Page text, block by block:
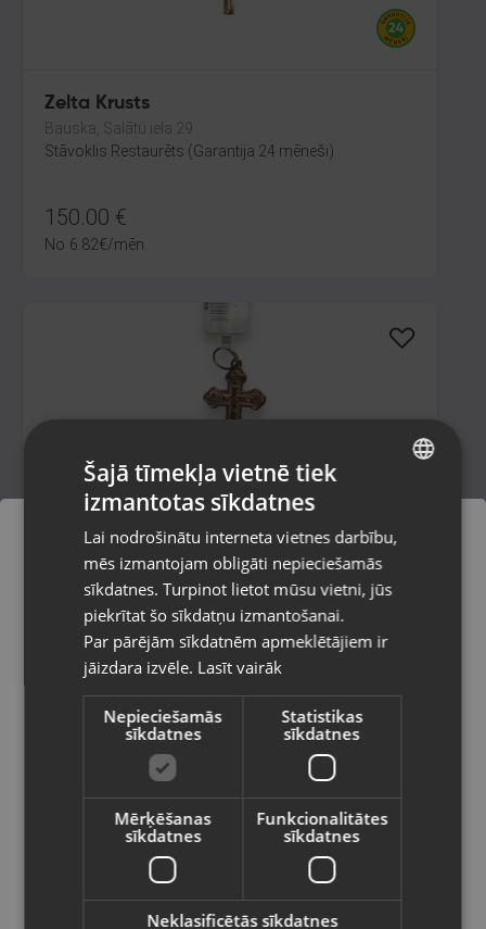
Zelta Krusts
Bauska, Salātu iela 29
Stāvoklis Restaurēts (Garantija 24 mēneši)
150.00 €
No 6.82€/mēn.
Zelta krusts
Daugavpils, Jātnieku iela 78-1B
Stāvoklis Restaurēts (Garantija 24 mēneši)
45.00€
Pasūtījumi tiks piegādāti uz
izvēlēto valsti
Vietnes saturs būs attēlots izvēlētajā
valodā
Valsts
Latviešu / Latvian
RUSSIAN
Šajā tīmekļa vietnē tiek
izmantotas sīkdatnes
Lai nodrošinātu interneta vietnes darbību,
mēs izmantojam obligāti nepieciešamās
sīkdatnes. Turpinot lietot mūsu vietni, jūs
piekrītat šo sīkdatņu izmantošanai.
Par pārējām sīkdatnēm apmeklētājiem ir
jāizdara izvēle. Lasīt vairāk
Nepieciešamās
sīkdatnes
Statistikas
sīkdatnes
Mērķēšanas
sīkdatnes
Funkcionalitātes
sīkdatnes
Neklasificētās sīkdatnes